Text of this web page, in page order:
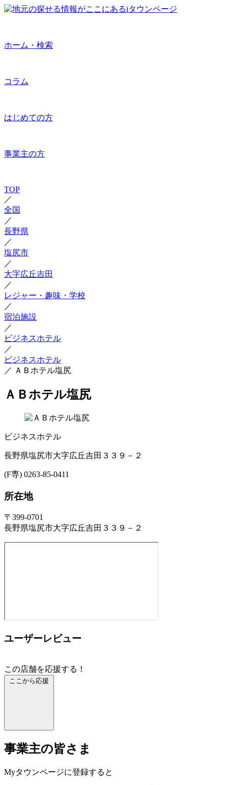
ホーム・検索
コラム
はじめての方
事業主の方
TOP
／
全国
／
長野県
／
塩尻市
／
大字広丘吉田
／
レジャー・趣味・学校
／
宿泊施設
／
ビジネスホテル
／
ビジネスホテル
／ ＡＢホテル塩尻
ＡＢホテル塩尻
ビジネスホテル
長野県塩尻市大字広丘吉田３３９－２
(F専) 0263-85-0411
所在地
〒399-0701
長野県塩尻市大字広丘吉田３３９－２
ユーザーレビュー
この店舗を応援する！
ここから応援
事業主の皆さま
Myタウンページに登録すると